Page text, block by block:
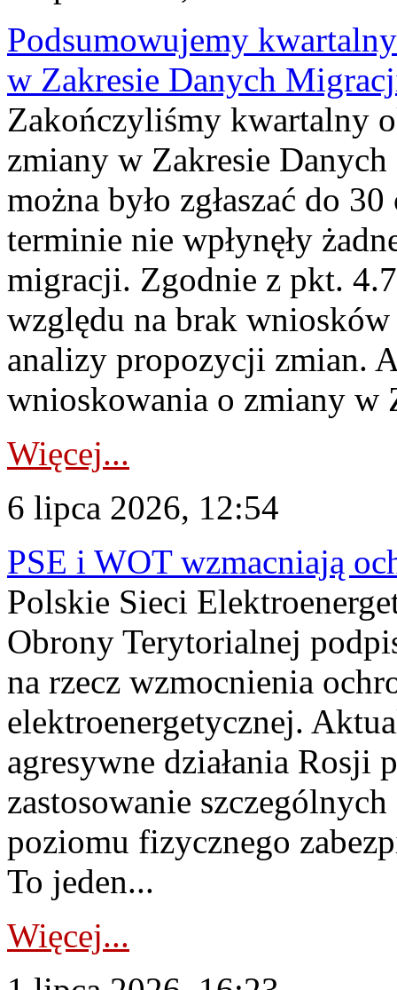
Podsumowujemy
w Zakresie Danych
Zakończyliśmy kwartalny
zmiany w Zakresie
można było zgłaszać do
terminie nie wpłynęły
migracji. Zgodnie z pkt.
względu na brak
analizy propozycji zmian.
wnioskowania o zmiany w
Więcej...
6 lipca 2026, 12:54
PSE i WOT wzmacniają
Polskie Sieci
Obrony Terytorialnej
na rzecz wzmocnienia
elektroenergetycznej.
agresywne działania Rosji
zastosowanie
poziomu fizycznego
To jeden...
Więcej...